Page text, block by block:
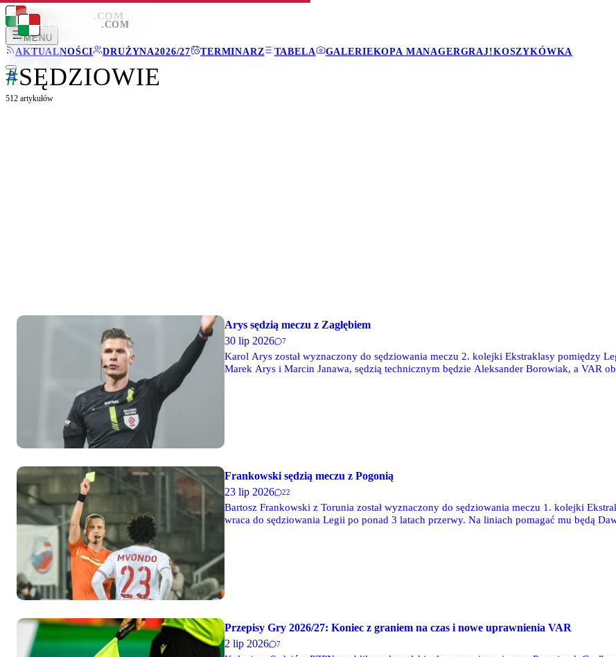
LEGIONISCI .COM
MENU
AKTUALNOŚCI
DRUŻYNA2026/27 TERMINARZ TABELA GALERIEKOPA MANAGERGRAJ!KOSZYKÓWKA
LEGIONISCI .COM
#SĘDZIOWIE
512 artykułów
Arys sędzią meczu z Zagłębiem
30 lip 2026
7
Karol Arys został wyznaczony do sędziowania meczu 2. kolejki Ekstraklasy pomiędzy
Marek Arys i Marcin Janawa, sędzią technicznym będzie Aleksander Borowiak, a VAR
Frankowski sędzią meczu z Pogonią
23 lip 2026
22
Bartosz Frankowski z Torunia został wyznaczony do sędziowania meczu 1. kolejki
wraca do sędziowania Legii po ponad 3 latach przerwy. Na liniach pomagać mu będą
Przepisy Gry 2026/27: Koniec z graniem na czas i nowe uprawnienia VAR
2 lip 2026
7